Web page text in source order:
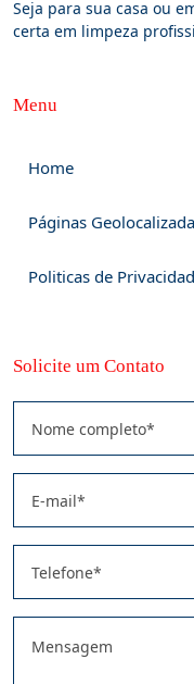
Seja para sua casa ou
certa em limpeza
Menu
Home
Páginas
Politicas de
Solicite um Contato